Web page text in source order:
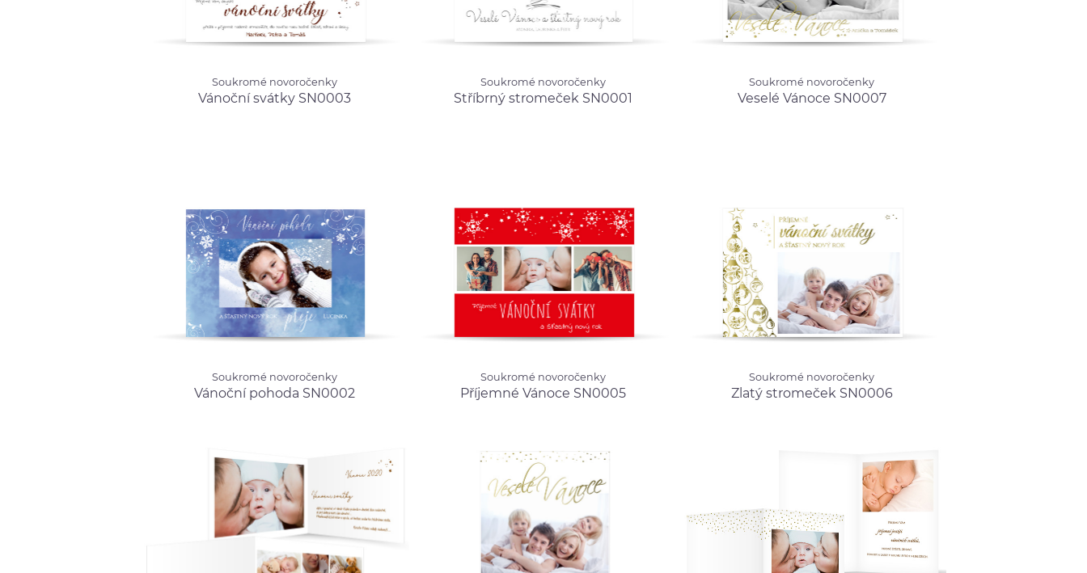
Soukromé novoročenky
Vánoční svátky SN0003 od 12.00 Kč
Soukromé novoročenky
Vánoční svátky SN0003
Soukromé novoročenky
Stříbrný stromeček
Soukromé novoročenky
Stříbrný stromeček SN0001
Soukromé novoročenky
Veselé Vánoce SN0007 od 17.00 Kč
Soukromé novoročenky
Veselé Vánoce SN0007
Soukromé novoročenky
Vánoční pohoda SN0002 od 12.00 Kč
Soukromé novoročenky
Vánoční pohoda SN0002
Soukromé novoročenky
Příjemné Vánoce SN0005 od 12.00 Kč
Soukromé novoročenky
Příjemné Vánoce SN0005
Soukromé novoročenky
Zlatý stromeček SN0006 od 17.00 Kč
Soukromé novoročenky
Zlatý stromeček SN0006